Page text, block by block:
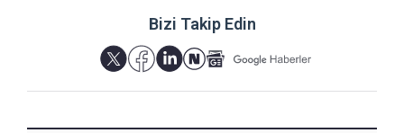
Bizi Takip Edin